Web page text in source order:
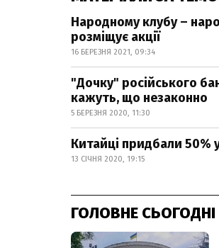
Народному клубу –
розміщує акції
16 БЕРЕЗНЯ 2021, 09:34
"Дочку" російського
кажуть, що незаконно
5 БЕРЕЗНЯ 2020, 11:30
Китайці придбали 50%
13 СІЧНЯ 2020, 19:15
ГОЛОВНЕ СЬОГОДНІ